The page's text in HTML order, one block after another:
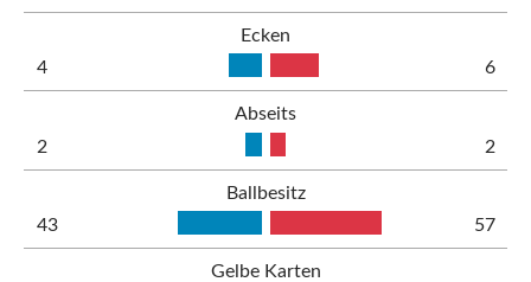
Ecken
4
6
Abseits
2
2
Ballbesitz
43
57
Gelbe Karten